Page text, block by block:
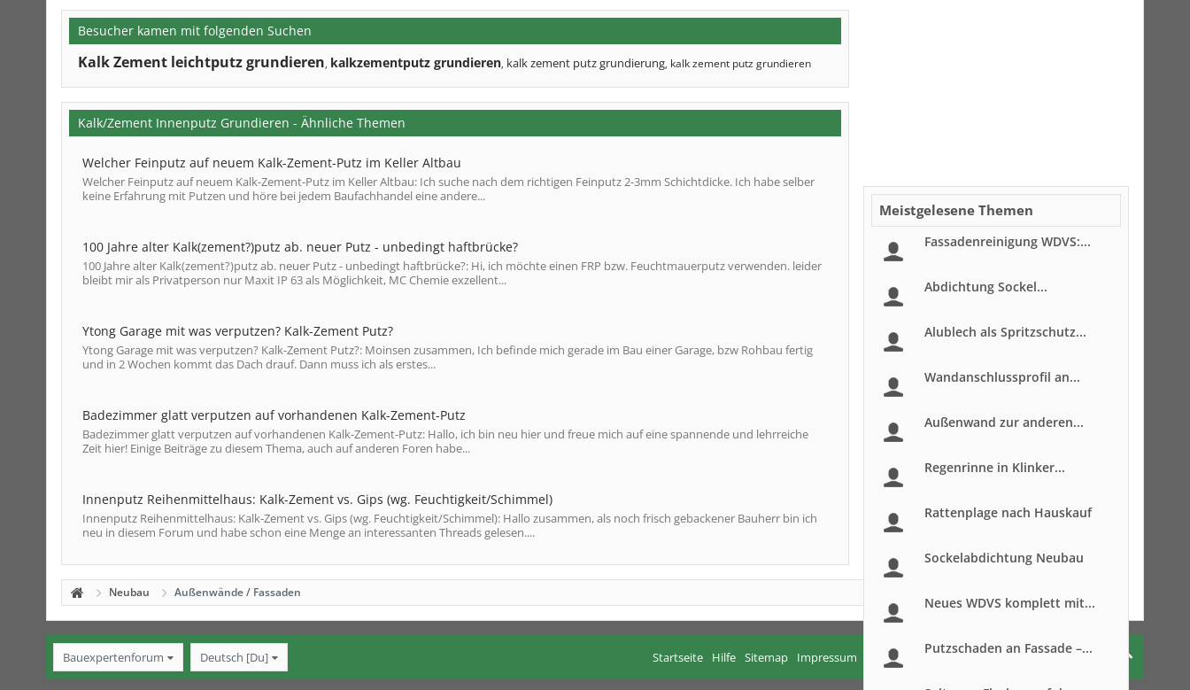
Besucher kamen mit folgenden Suchen
Kalk Zement leichtputz grundieren, kalkzementputz grundieren, kalk zement putz grundierung, kalk zement putz grundieren
Kalk/Zement Innenputz Grundieren - Ähnliche Themen
Welcher Feinputz auf neuem Kalk-Zement-Putz im Keller Altbau
Welcher Feinputz auf neuem Kalk-Zement-Putz im Keller Altbau: Ich suche nach dem richtigen Feinputz 2-3mm Schichtdicke. Ich habe selber
keine Erfahrung mit Putzen und höre bei jedem Baufachhandel eine andere...
100 Jahre alter Kalk(zement?)putz ab. neuer Putz - unbedingt haftbrücke?
100 Jahre alter Kalk(zement?)putz ab. neuer Putz - unbedingt haftbrücke?: Hi, ich möchte einen FRP bzw. Feuchtmauerputz verwenden. leider
bleibt mir als Privatperson nur Maxit IP 63 als Möglichkeit, MC Chemie exzellent...
Ytong Garage mit was verputzen? Kalk-Zement Putz?
Ytong Garage mit was verputzen? Kalk-Zement Putz?: Moinsen zusammen, Ich befinde mich gerade im Bau einer Garage, bzw Rohbau fertig
und in 2 Wochen kommt das Dach drauf. Dann muss ich als erstes...
Badezimmer glatt verputzen auf vorhandenen Kalk-Zement-Putz
Badezimmer glatt verputzen auf vorhandenen Kalk-Zement-Putz: Hallo, ich bin neu hier und freue mich auf eine spannende und lehrreiche
Zeit hier! Einige Beiträge zu diesem Thema, auch auf anderen Foren habe...
Innenputz Reihenmittelhaus: Kalk-Zement vs. Gips (wg. Feuchtigkeit/Schimmel)
Innenputz Reihenmittelhaus: Kalk-Zement vs. Gips (wg. Feuchtigkeit/Schimmel): Hallo zusammen, als noch frisch gebackener Bauherr bin ich
neu in diesem Forum und habe schon eine Menge an interessanten Threads gelesen....
Meistgelesene Themen
Fassadenreinigung WDVS:...
Abdichtung Sockel...
Alublech als Spritzschutz...
Wandanschlussprofil an...
Außenwand zur anderen...
Regenrinne in Klinker...
Rattenplage nach Hauskauf
Sockelabdichtung Neubau
Neues WDVS komplett mit...
Putzschaden an Fassade –...
Neubau Außenwände / Fassaden
Bauexpertenforum Deutsch [Du] Startseite Hilfe Sitemap Impressum Nutzungsbedingungen Datenschutzerklärung